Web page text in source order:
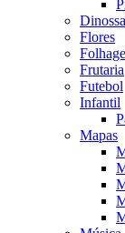
Flores
Frutaria
Futebol
Infantil
Mapas